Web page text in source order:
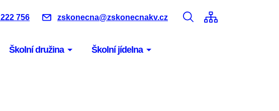
756 zskonecna@zskonecnakv.cz
Školní družina Školní jídelna